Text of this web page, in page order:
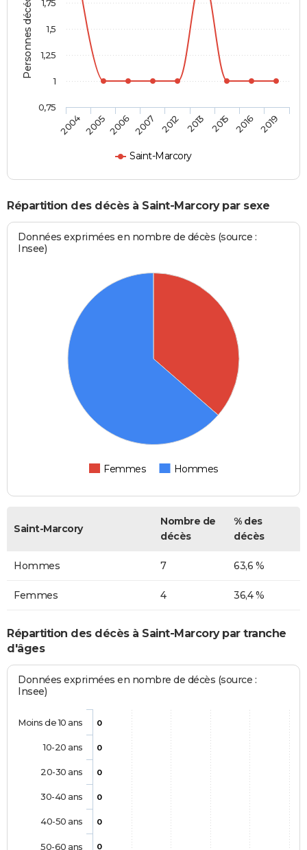
Personnes décédées
Saint-Marcory
2004 20052006 2007 2012 2013 2015 2016 2019
0,75
1
1,25
1,5
1,75
Répartition des décès à Saint-Marcory par sexe
Données exprimées en nombre de décès (source :
Insee)
Femmes Hommes
Saint-Marcory
Nombre de
décès
% des
décès
Hommes 7 63,6 %
Femmes 4 36,4 %
Répartition des décès à Saint-Marcory par tranche
d'âges
Données exprimées en nombre de décès (source :
Insee)
0
0
0
0
0
0
Moins de 10 ans
10-20 ans
20-30 ans
30-40 ans
40-50 ans
50-60 ans